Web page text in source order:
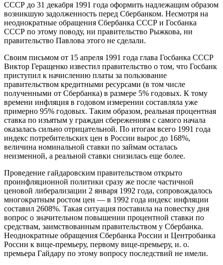
СССР до 31 декабря 1991 года оформить надлежащим образом
возникшую задолженность перед Сбербанком. Несмотря на
неоднократные обращения Сбербанка СССР и Госбанка
СССР по этому поводу, ни правительство Рыжкова, ни
правительство Павлова этого не сделали.
Своим письмом от 15 апреля 1991 года глава Госбанка СССР
Виктор Геращенко известил правительство о том, что Госбанк
приступил к начислению платы за пользование
правительством кредитными ресурсами (в том числе
полученными от Сбербанка) в размере 5% годовых. К тому
времени инфляция в годовом измерении составляла уже
примерно 95% годовых. Таким образом, реальная процентная
ставка по изъятым у граждан сбережениям с самого начала
оказалась сильно отрицательной. По итогам всего 1991 года
индекс потребительских цен в России вырос до 168%,
величина номинальной ставки по займам осталась
неизменной, а реальной ставки снизилась еще более.
Проведение гайдаровским правительством открыто
проинфляционной политики сразу же после частичной
ценовой либерализации 2 января 1992 года, сопровождалось
многократным ростом цен — в 1992 года индекс инфляции
составил 2608%. Такая ситуация поставила на повестку дня
вопрос о значительном повышении процентной ставки по
средствам, заимствованным правительством у Сбербанка.
Неоднократные обращения Сбербанка России и Центробанка
России к вице-премьеру, первому вице-премьеру, и. о.
премьера Гайдару по этому вопросу последствий не имели.